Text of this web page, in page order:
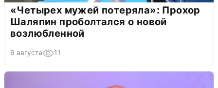
«Четырех мужей потеряла»: Прохор
Шаляпин проболтался о новой
возлюбленной
6 августа 11